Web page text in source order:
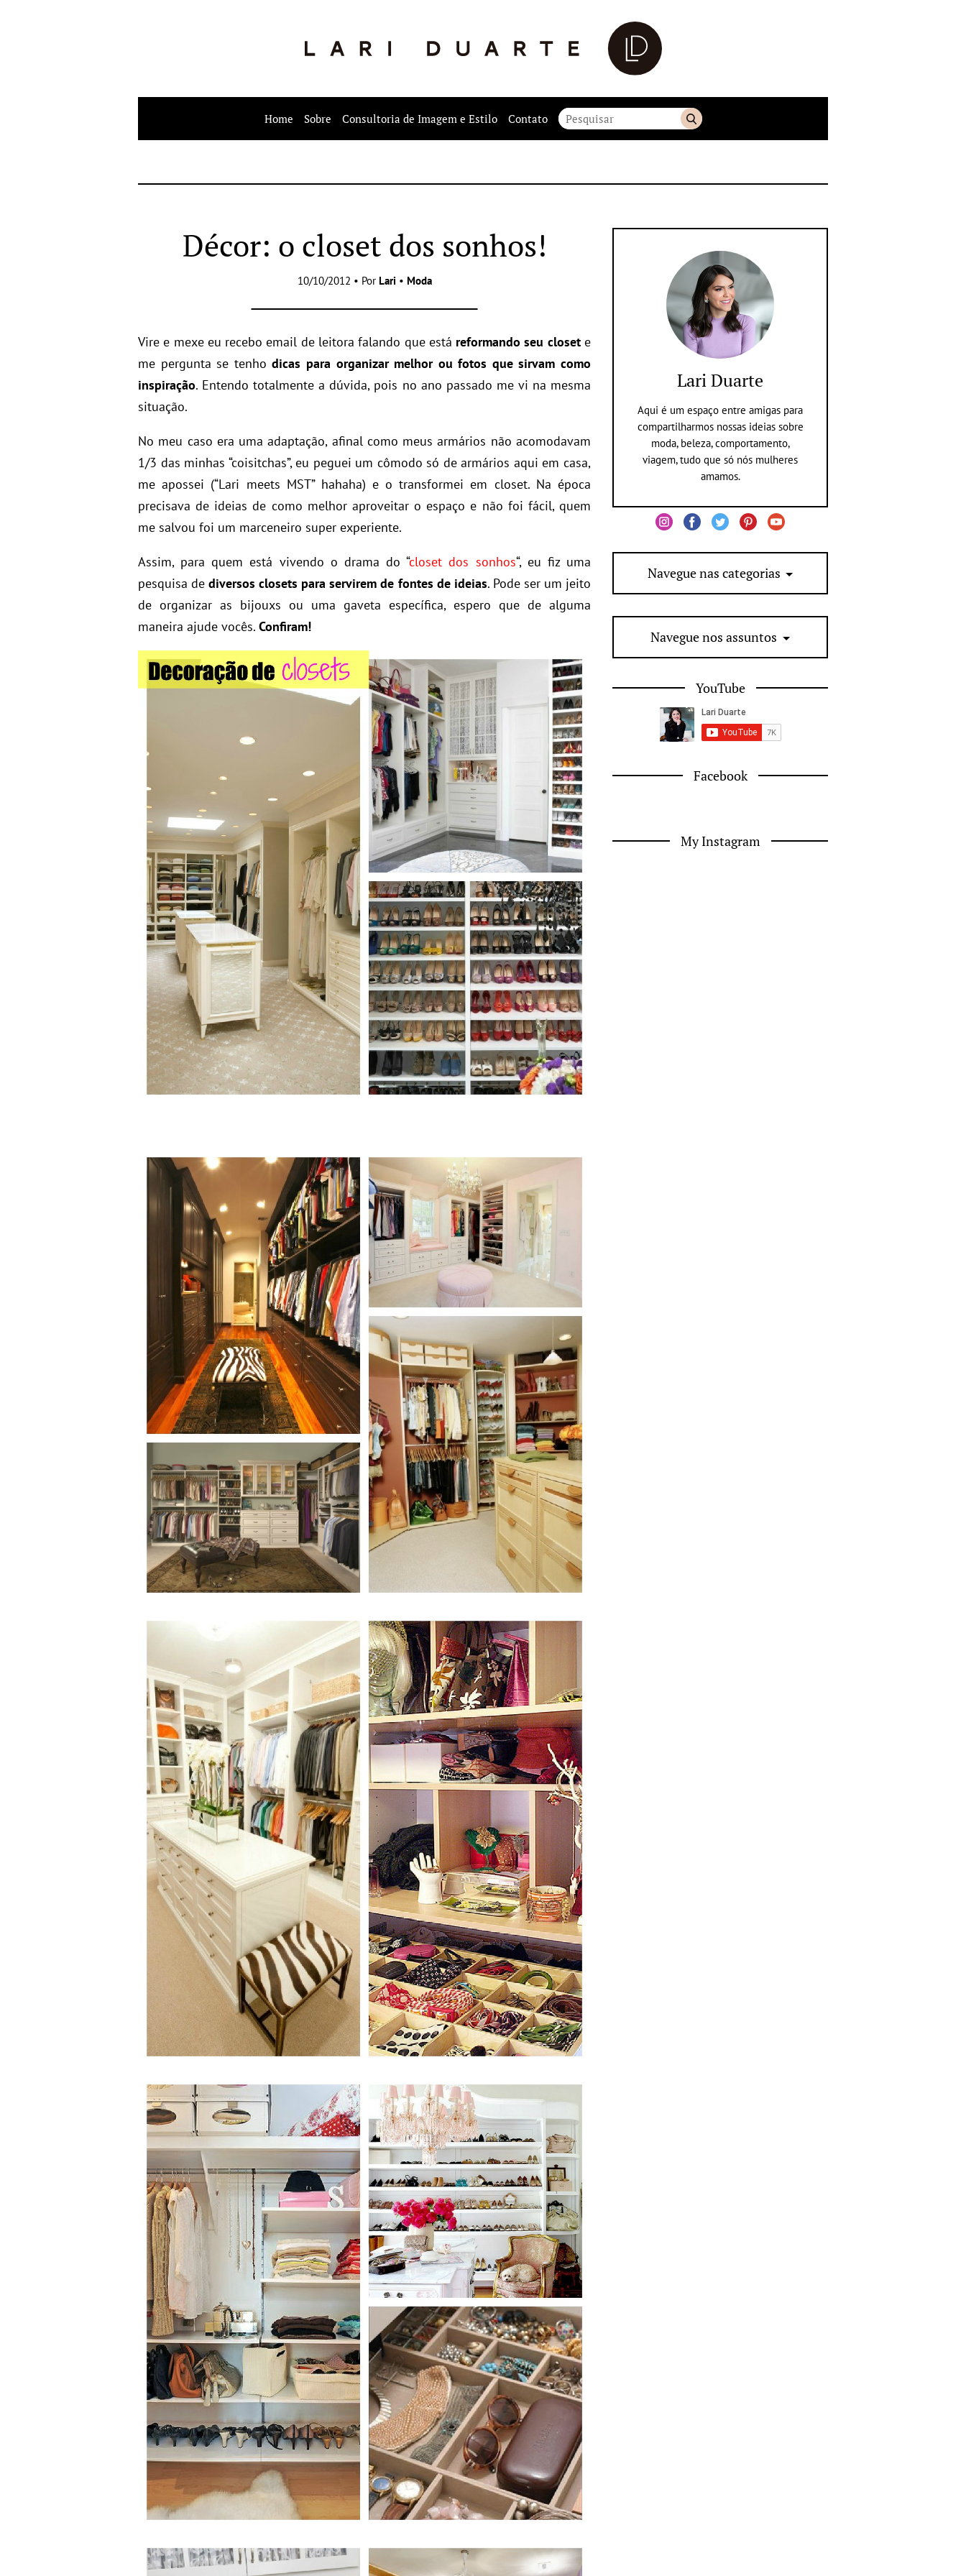
Home Sobre Consultoria de Imagem e Estilo Contato
Décor: o closet dos sonhos!
10/10/2012 • Por Lari • Moda
Vire e mexe eu recebo email de leitora falando que está reformando seu closete
me pergunta se tenhodicas para organizar melhor ou fotos que sirvam como
inspiração. Entendo totalmente a dúvida, pois no ano passado me vi na mesma
situação.
No meu caso era uma adaptação, afinal como meus armários não acomodavam
1/3 das minhas “coisitchas”, eu peguei um cômodo só de armários aqui em casa,
me apossei (“Lari meets MST” hahaha) e o transformei em closet. Na época
precisava de ideias de como melhor aproveitar o espaço e não foi fácil, quem
me salvou foi um marceneiro super experiente.
Assim, para quem está vivendo o drama do “closet dos sonhos“, eu fiz uma
pesquisa dediversos closets para servirem de fontes de ideias. Pode ser um jeito
de organizar as bijouxs ou uma gaveta específica, espero que de alguma
maneira ajude vocês. Confiram!
Lari Duarte
Aqui é um espaço entre amigas para
compartilharmos nossas ideias sobre
moda, beleza, comportamento,
viagem, tudo que só nós mulheres
amamos.
Navegue nas categorias
Navegue nos assuntos
YouTube
Facebook
My Instagram